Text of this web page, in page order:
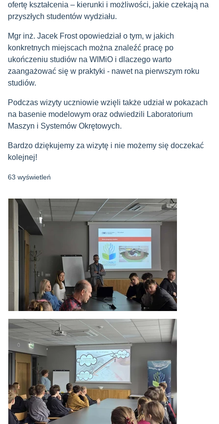
ofertę kształcenia – kierunki i możliwości, jakie czekają na
przyszłych studentów wydziału.
Mgr inż. Jacek Frost opowiedział o tym, w jakich
konkretnych miejscach można znaleźć pracę po
ukończeniu studiów na WIMiO i dlaczego warto
zaangażować się w praktyki - nawet na pierwszym roku
studiów.
Podczas wizyty uczniowie wzięli także udział w pokazach
na basenie modelowym oraz odwiedzili Laboratorium
Maszyn i Systemów Okrętowych.
Bardzo dziękujemy za wizytę i nie możemy się doczekać
kolejnej!
63 wyświetleń